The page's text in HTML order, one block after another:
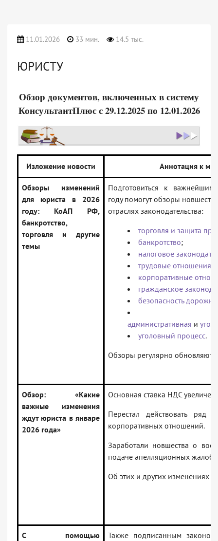
11.01.2026 33 мин. 14.5 тыс.
ЮРИСТУ
Обзор документов, включенных в систему
КонсультантПлюсс 29.12.2025 по 12.01.2026
Изложение новости Аннотация к
Обзоры изменений
для юриста в 2026
году: КоАП РФ,
банкротство,
торговля и другие
темы
Подготовиться к
году помогут обзоры
отраслях законодательства:
торговля и защита
банкротство;
налоговое
трудовые отношения
корпоративные
гражданское
безопасность
административная и
уголовный процесс.
Обзоры регулярно
Обзор: «Какие
важные изменения
ждут юриста в январе
2026 года»
Основная ставка НДС
Перестал действовать ряд
корпоративных отношений.
Заработали новшества о
подаче апелляционных жалоб
Об этих и других изменениях
С помощью
Также подписанным законом